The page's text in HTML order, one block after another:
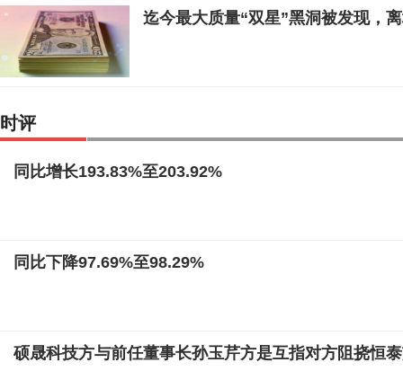
迄今最大质量“双星”黑洞被发现，
时评
同比增长193.83%至203.92%
同比下降97.69%至98.29%
硕晟科技方与前任董事长孙玉芹方是互指对方阻挠恒